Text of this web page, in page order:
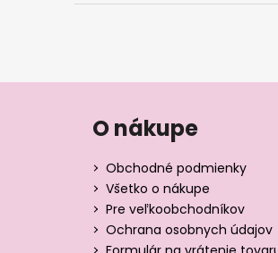
O nákupe
Obchodné podmienky
Všetko o nákupe
Pre veľkoobchodníkov
Ochrana osobnych údajov